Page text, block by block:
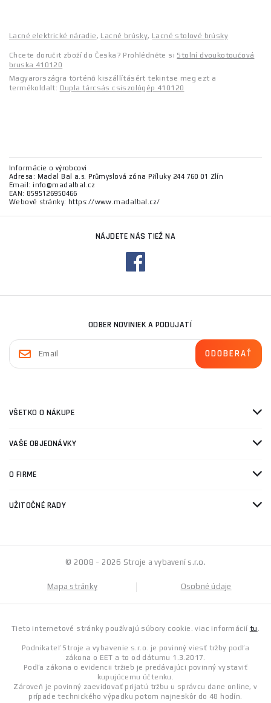
Lacné elektrické náradie, Lacné brúsky, Lacné stolové brúsky
Chcete doručit zboží do Česka? Prohlédněte si Stolní dvoukotoučová
bruska 410120
Magyarországra történő kiszállításért tekintse meg ezt a
termékoldalt: Dupla tárcsás csiszológép 410120
Informácie o výrobcovi
Adresa: Madal Bal a.s. Průmyslová zóna Příluky 244 760 01 Zlín
Email: info@madalbal.cz
EAN: 8595126950466
Webové stránky: https://www.madalbal.cz/
NÁJDETE NÁS TIEŽ NA
ODBER NOVINIEK A PODUJATÍ
VŠETKO O NÁKUPE
VAŠE OBJEDNÁVKY
O FIRME
UŽITOČNÉ RADY
© 2008 - 2026 Stroje a vybavení s.r.o.
Mapa stránky Osobné údaje
Tieto internetové stránky používajú súbory cookie. viac informácií tu .
Podnikateľ Stroje a vybavenie s.r.o. je povinný viesť tržby podľa
zákona o EET a to od dátumu 1.3.2017.
Podľa zákona o evidencii tržieb je predávajúci povinný vystaviť
kupujúcemu účtenku.
Zároveň je povinný zaevidovať prijatú tržbu u správcu dane online, v
prípade technického výpadku potom najneskôr do 48 hodín.